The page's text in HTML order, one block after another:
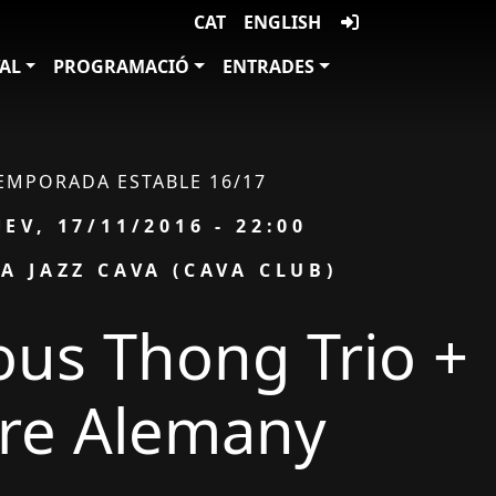
CAT
ENGLISH
PROGRAMACIÓ
ENTRADES
ESTABLE 16/17
17/11/2016 - 22:00
JAZZ CAVA (CAVA CLUB)
Thong Trio +
Alemany